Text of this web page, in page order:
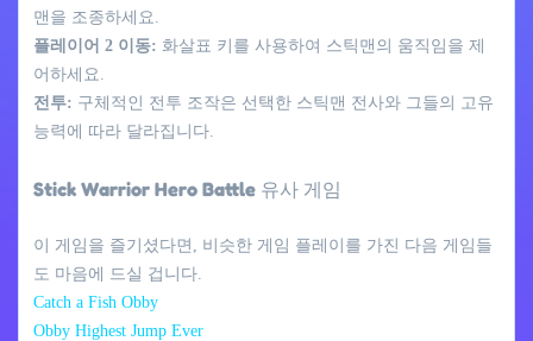
맨을 조종하세요.
플레이어 2 이동: 화살표 키를 사용하여 스틱맨의 움직임을 제
어하세요.
전투: 구체적인 전투 조작은 선택한 스틱맨 전사와 그들의 고유
능력에 따라 달라집니다.
Stick Warrior Hero Battle 유사 게임
이 게임을 즐기셨다면, 비슷한 게임 플레이를 가진 다음 게임들
도 마음에 드실 겁니다.
Catch a Fish Obby
Obby Highest Jump Ever